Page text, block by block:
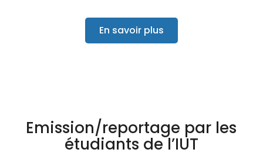
En savoir plus
Emission/reportage par les
étudiants de l’IUT